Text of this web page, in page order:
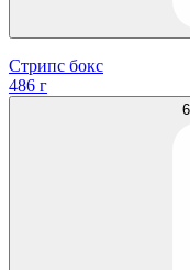
Стрипс бокс
486 г